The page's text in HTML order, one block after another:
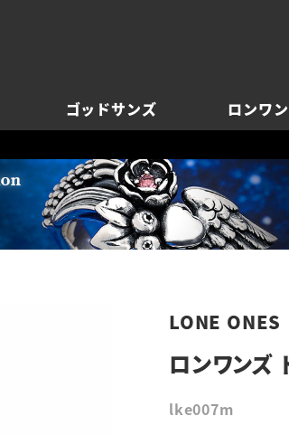
ゴッドサンズ ロンワ
LONE ONES
ロンワンズ
lke007m